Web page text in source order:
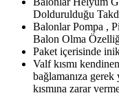
Doldurulduğu
Balonlar Pompa ,
Balon Olma
Paket içerisinde
Valf kısmı
bağlamanıza
kısmına zarar